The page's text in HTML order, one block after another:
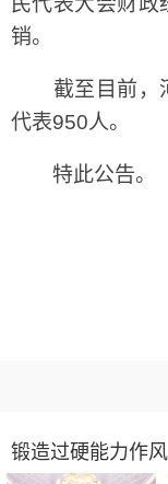
销。
截至目前，河
代表950人。
特此公告。
锻造过硬能力作